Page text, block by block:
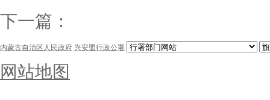
下一篇：
内蒙古自治区人民政府 兴安盟行政公署
网站地图